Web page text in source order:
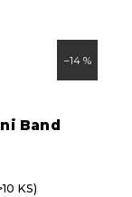
–14 %
Band
KS)